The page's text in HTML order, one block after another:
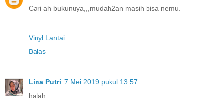
Cari ah bukunuya,,,mudah2an masih bisa nemu.
Vinyl Lantai
Balas
Lina Putri 7 Mei 2019 pukul 13.57
halah